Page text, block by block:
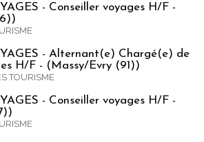
- Conseiller voyages H/F -
- Alternant(e) Chargé(e) de
H/F - (Massy/Evry (91))
TOURISME
- Conseiller voyages H/F -